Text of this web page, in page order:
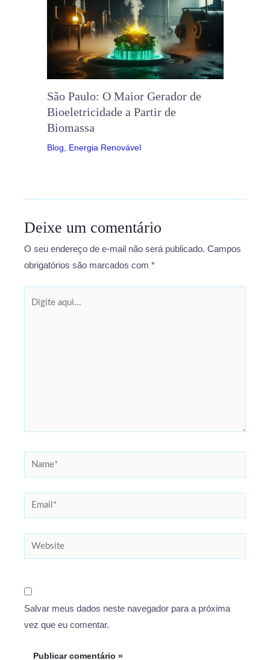
São Paulo: O Maior Gerador de
Bioeletricidade a Partir de
Biomassa
Blog Energia Renovável
Deixe um comentário
O seu endereço de e-mail não será publicado. Campos
obrigatórios são marcados com *
aqui...
Name*
Email*
Website
Salvar meus dados neste navegador para a próxima
vez que eu comentar.